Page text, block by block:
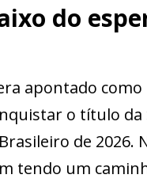
do
apontado como
o título da
de 2026.
tendo um